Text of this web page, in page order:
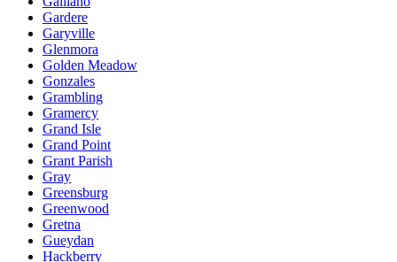
Gardere
Garyville
Glenmora
Golden Meadow
Gonzales
Grambling
Gramercy
Grand Isle
Grand Point
Grant Parish
Gray
Greensburg
Greenwood
Gretna
Gueydan
Hackberry